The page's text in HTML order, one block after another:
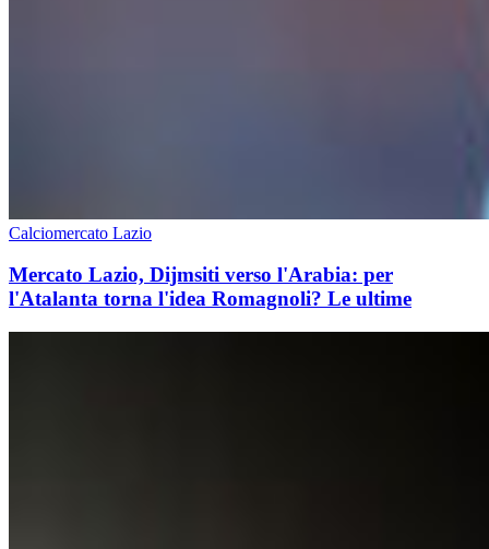
Calciomercato Lazio
Mercato Lazio, Dijmsiti verso l'Arabia: per
l'Atalanta torna l'idea Romagnoli? Le ultime